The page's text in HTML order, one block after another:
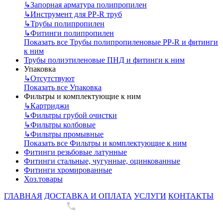
↳Запорная арматура полипропилен
↳Инструмент для PP-R труб
↳Трубы полипропилен
↳Фитинги полипропилен
Показать все Трубы полипропиленовые PP-R и фитинги
к ним
Трубы полиэтиленовые ПНД и фитинги к ним
Упаковка
↳Отсутствуют
Показать все Упаковка
Фильтры и комплектующие к ним
↳Картриджи
↳Фильтры грубой очистки
↳Фильтры колбовые
↳Фильтры промывные
Показать все Фильтры и комплектующие к ним
Фитинги резьбовые латунные
Фитинги стальные, чугунные, оцинкованные
Фитинги хромированные
Хоз.товары
ГЛАВНАЯ ДОСТАВКА И ОПЛАТА УСЛУГИ КОНТАКТЫ